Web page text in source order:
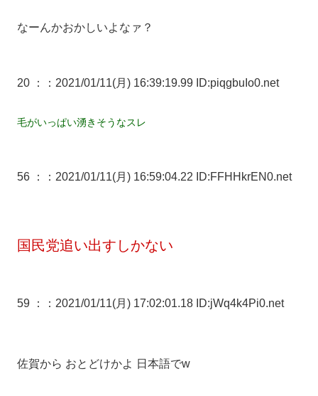
なーんかおかしいよなァ？
20 ： ：2021/01/11(月) 16:39:19.99 ID:piqgbuIo0.net
毛がいっぱい湧きそうなスレ
56 ： ：2021/01/11(月) 16:59:04.22 ID:FFHHkrEN0.net
国民党追い出すしかない
59 ： ：2021/01/11(月) 17:02:01.18 ID:jWq4k4Pi0.net
佐賀から おとどけかよ 日本語でw